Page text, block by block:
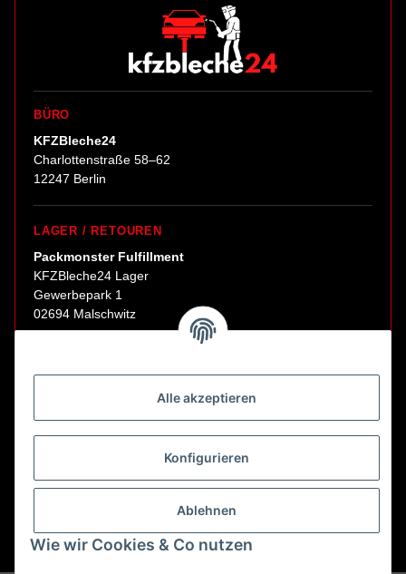
Alle akzeptieren
Konfigurieren
Ablehnen
Wie wir Cookies & Co nutzen
BÜRO
KFZBleche24
Charlottenstraße 58–62
12247 Berlin
LAGER / RETOUREN
Packmonster Fulfillment
KFZBleche24 Lager
Gewerbepark 1
02694 Malschwitz
Abholungen nur nach Terminvereinbarung.
E-Mail:sales@kfzbleche24.de
Vertrag widerrufen
* Alle Preise inkl. gesetzlicher USt., zzgl.Versand